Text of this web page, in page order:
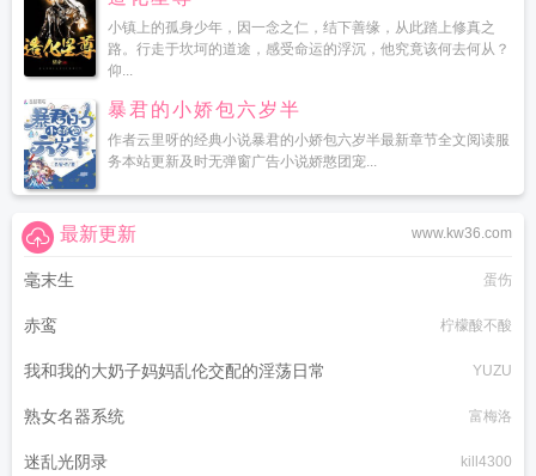
小镇上的孤身少年，因一念之仁，结下善缘，从此踏上修真之
路。行走于坎坷的道途，感受命运的浮沉，他究竟该何去何从？
仰...
暴君的小娇包六岁半
作者云里呀的经典小说暴君的小娇包六岁半最新章节全文阅读服
务本站更新及时无弹窗广告小说娇憨团宠...
www.kw36.com
最新更新
毫末生 蛋伤
赤鸾 柠檬酸不酸
我和我的大奶子妈妈乱伦交配的淫荡日常 YUZU
熟女名器系统 富梅洛
迷乱光阴录 kill4300